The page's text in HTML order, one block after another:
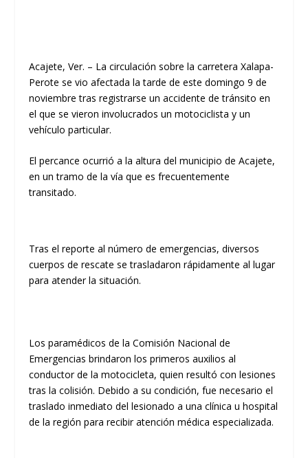
Acajete, Ver. – La circulación sobre lacarretera Xalapa-
Perote se vio afectada la tarde de estedomingo 9 de
noviembre tras registrarse unaccidente de tránsito en
el que se vieron involucrados unmotociclista y un
vehículo particular.
​El percance ocurrió a la altura del municipio deAcajete,
en un tramo de la vía que es frecuentemente
transitado.
​Tras el reporte al número de emergencias, diversos
cuerpos de rescate se trasladaron rápidamente al lugar
para atender la situación.
​Los paramédicos de la Comisión Nacional de
Emergencias brindaron losprimeros auxilios al
conductor de la motocicleta, quien resultó con lesiones
tras la colisión. Debido a su condición, fue necesario el
traslado inmediato del lesionado a una clínica u hospital
de la región para recibir atención médica especializada.